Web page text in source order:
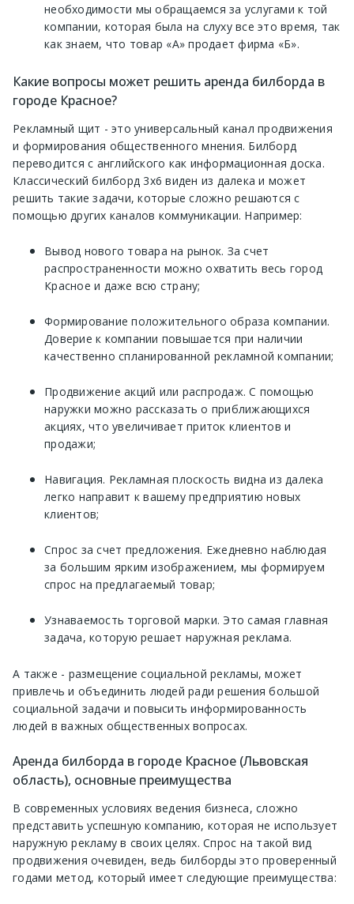
необходимости мы обращаемся за услугами к той
компании, которая была на слуху все это время, так
как знаем, что товар «А» продает фирма «Б».
Какие вопросы может решить аренда билборда в
городе Красное?
Рекламный щит - это универсальный канал продвижения
и формирования общественного мнения. Билборд
переводится с английского как информационная доска.
Классический билборд 3х6 виден из далека и может
решить такие задачи, которые сложно решаются с
помощью других каналов коммуникации. Например:
Вывод нового товара на рынок. За счет
распространенности можно охватить весь город
Красное и даже всю страну;
Формирование положительного образа компании.
Доверие к компании повышается при наличии
качественно спланированной рекламной компании;
Продвижение акций или распродаж. С помощью
наружки можно рассказать о приближающихся
акциях, что увеличивает приток клиентов и
продажи;
Навигация. Рекламная плоскость видна из далека
легко направит к вашему предприятию новых
клиентов;
Спрос за счет предложения. Ежедневно наблюдая
за большим ярким изображением, мы формируем
спрос на предлагаемый товар;
Узнаваемость торговой марки. Это самая главная
задача, которую решает наружная реклама.
А также - размещение социальной рекламы, может
привлечь и объединить людей ради решения большой
социальной задачи и повысить информированность
людей в важных общественных вопросах.
Аренда билборда в городе Красное (Львовская
область), основные преимущества
В современных условиях ведения бизнеса, сложно
представить успешную компанию, которая не использует
наружную рекламу в своих целях. Спрос на такой вид
продвижения очевиден, ведь билборды это проверенный
годами метод, который имеет следующие преимущества: